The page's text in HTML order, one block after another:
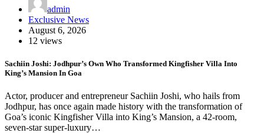
admin
Exclusive News
August 6, 2026
12 views
Sachiin Joshi: Jodhpur’s Own Who Transformed Kingfisher Villa Into
King’s Mansion In Goa
Actor, producer and entrepreneur Sachiin Joshi, who hails from
Jodhpur, has once again made history with the transformation of
Goa’s iconic Kingfisher Villa into King’s Mansion, a 42-room,
seven-star super-luxury…